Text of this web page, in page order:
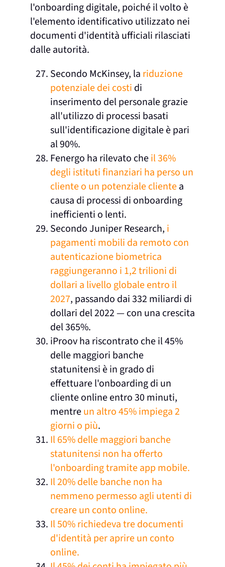
l'onboarding digitale, poiché il volto è
l'elemento identificativo utilizzato nei
documenti d'identità ufficiali rilasciati
dalle autorità.
Secondo McKinsey, la riduzione
potenziale dei costi di
inserimento del personale grazie
all'utilizzo di processi basati
sull'identificazione digitale è pari
al 90%.
Fenergo ha rilevato cheil 36%
degli istituti finanziari ha perso un
cliente o un potenziale clientea
causa di processi di onboarding
inefficienti o lenti.
Secondo Juniper Research, i
pagamenti mobili da remoto con
autenticazione biometrica
raggiungeranno i 1,2 trilioni di
dollari a livello globale entro il
2027, passando dai 332 miliardi di
dollari del 2022 — con una crescita
del 365%.
iProov ha riscontrato che il 45%
delle maggiori banche
statunitensi è in grado di
effettuare l'onboarding di un
cliente online entro 30 minuti,
mentreun altro 45% impiega 2
giorni o più.
Il 65% delle maggiori banche
statunitensi non ha offerto
l'onboarding tramite app mobile.
Il 20% delle banche non ha
nemmeno permesso agli utenti di
creare un conto online.
Il 50% richiedeva tre documenti
d'identità per aprire un conto
online.